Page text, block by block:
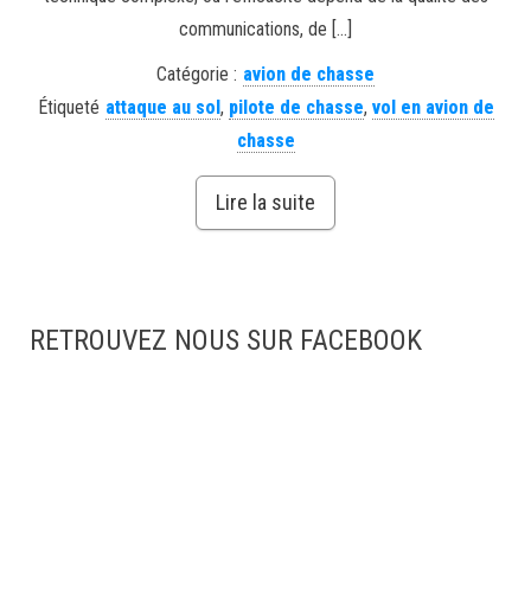
communications, de […]
Catégorie : avion de chasse
Étiqueté attaque au sol, pilote de chasse, vol en avion de
chasse
Lire la suite
RETROUVEZ NOUS SUR FACEBOOK